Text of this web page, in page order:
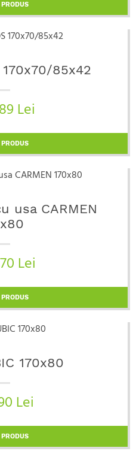
170x70/85x42
Lei
usa CARMEN
Lei
170x80
Lei